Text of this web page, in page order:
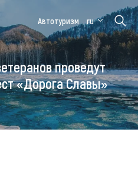
Медицинский
форум
Алтайская
зимовка
Автотуризм ru
проведут
«Дорога Славы»